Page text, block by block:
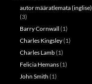
autor määratlemata (inglise)
(3)
Barry Cornwall (1)
Charles Kingsley(1)
Charles Lamb(1)
Felicia Hemans(1)
John Smith (1)